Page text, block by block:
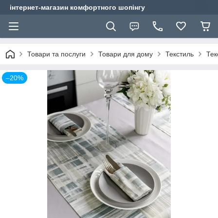
інтернет-магазин комфортного шопінгу
Товари та послуги Товари для дому Текстиль
–20%